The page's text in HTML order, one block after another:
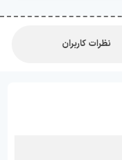
نظرات کاربران